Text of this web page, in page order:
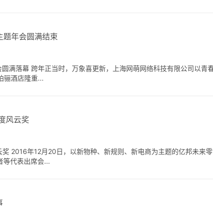
题年会圆满结束
满落幕 跨年正当时，万象喜更新，上海网萌网络科技有限公司以青
骊酒店隆重...
风云奖
2016年12月20日，以新物种、新规则、新电商为主题的亿邦未来零
等代表出席会...